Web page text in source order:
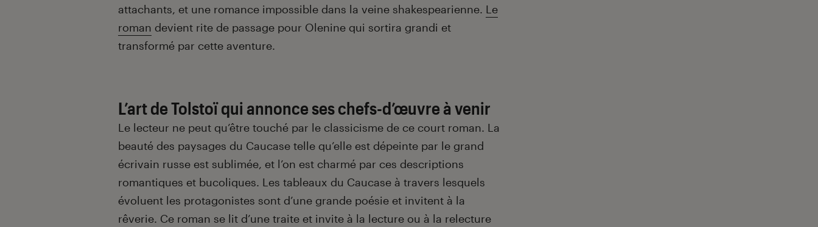
attachants, et une romance impossible dans la veine shakespearienne. Le
roman devient rite de passage pour Olenine qui sortira grandi et
transformé par cette aventure.
L’art de Tolstoï qui annonce ses chefs-d’œuvre à venir
Le lecteur ne peut qu’être touché par le classicisme de ce court roman. La
beauté des paysages du Caucase telle qu’elle est dépeinte par le grand
écrivain russe est sublimée, et l’on est charmé par ces descriptions
romantiques et bucoliques. Les tableaux du Caucase à travers lesquels
évoluent les protagonistes sont d’une grande poésie et invitent à la
rêverie. Ce roman se lit d’une traite et invite à la lecture ou à la relecture